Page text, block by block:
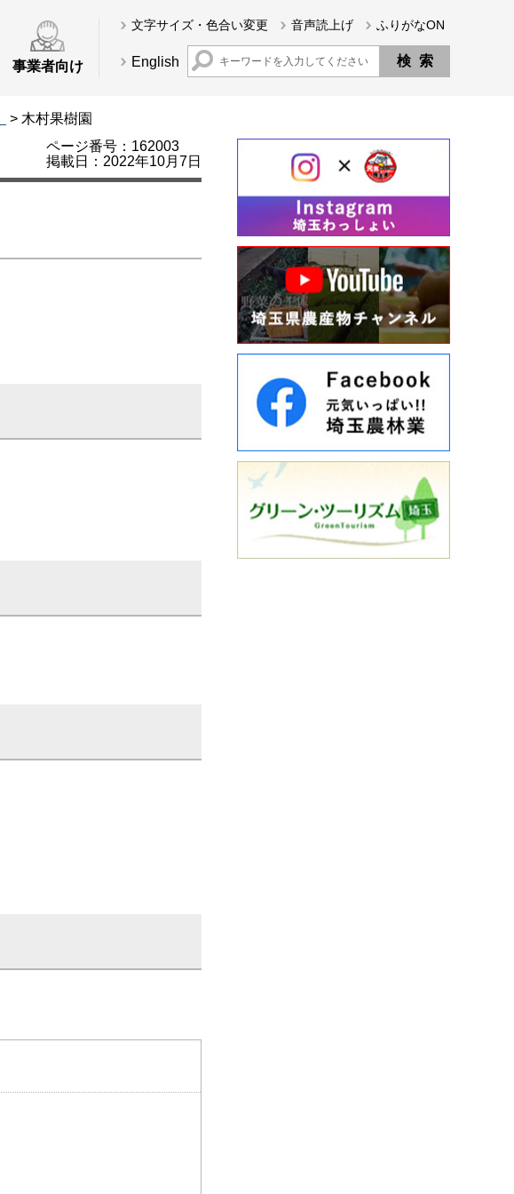
事業者向け
文字サイズ・色合い変更 音声読上げ ふりがなON
English
> 木村果樹園
ページ番号：162003
掲載日：2022年10月7日